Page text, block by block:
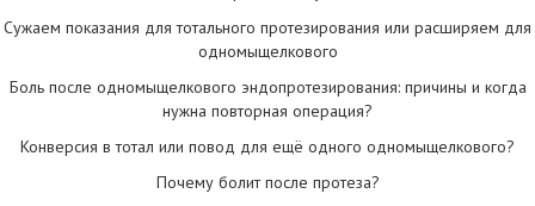
Сужаем показания для тотального протезирования или расширяем для
одномыщелкового
Боль после одномыщелкового эндопротезирования: причины и когда
нужна повторная операция?
Конверсия в тотал или повод для ещё одного одномыщелкового?
Почему болит после протеза?